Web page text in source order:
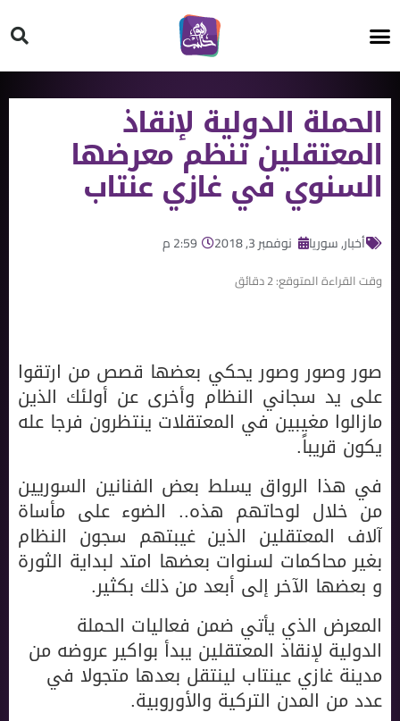
الحملة الدولية لإنقاذ
المعتقلين تنظم معرضها
السنوي في غازي عنتاب
أخبار,سوريا نوفمبر 3, 2018 2:59 م
وقت القراءة المتوقع:2دقائق
صور وصور وصور يحكي بعضها قصص من ارتقوا
على يد سجاني النظام وأخرى عن أولئك الذين
مازالوا مغيبين في المعتقلات ينتظرون فرجا عله
يكون قريباً.
في هذا الرواق يسلط بعض الفنانين السوريين
من خلال لوحاتهم هذه.. الضوء على مأساة
آلاف المعتقلين الذين غيبتهم سجون النظام
بغير محاكمات لسنوات بعضها امتد لبداية الثورة
و بعضها الآخر إلى أبعد من ذلك بكثير.
المعرض الذي يأتي ضمن فعاليات الحملة
الدولية لإنقاذ المعتقلين يبدأ بواكير عروضه من
مدينة غازي عينتاب لينتقل بعدها متجولا في
عدد من المدن التركية والأوروبية.